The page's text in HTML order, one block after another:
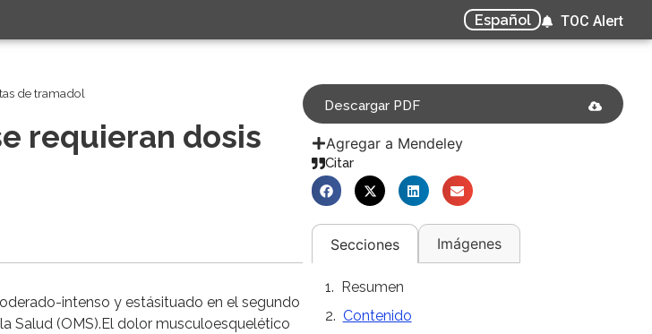
Español TOC Alert
de tramadol
requieran dosis
intenso y estásituado en el segundo
Salud (OMS).El dolor musculoesquelético
Descargar PDF
Agregar a Mendeley
Citar
Secciones Imágenes
Resumen
Contenido